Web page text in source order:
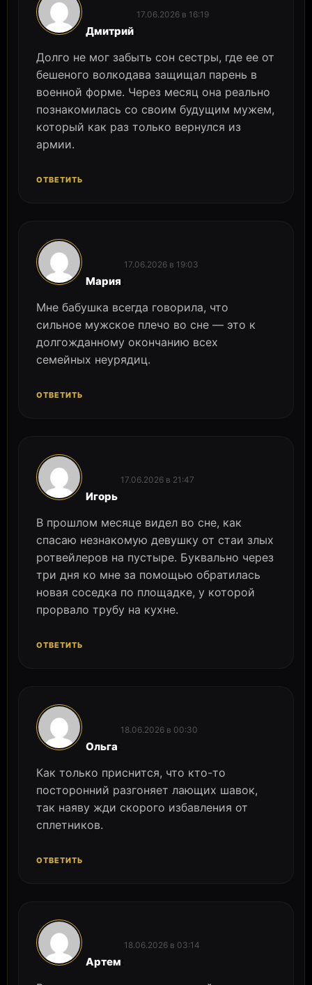
Дмитрий
17.06.2026 в 16:19
Долго не мог забыть сон сестры, где ее от
бешеного волкодава защищал парень в
военной форме. Через месяц она реально
познакомилась со своим будущим мужем,
который как раз только вернулся из
армии.
ОТВЕТИТЬ
Мария
17.06.2026 в 19:03
Мне бабушка всегда говорила, что
сильное мужское плечо во сне — это к
долгожданному окончанию всех
семейных неурядиц.
ОТВЕТИТЬ
Игорь
17.06.2026 в 21:47
В прошлом месяце видел во сне, как
спасаю незнакомую девушку от стаи злых
ротвейлеров на пустыре. Буквально через
три дня ко мне за помощью обратилась
новая соседка по площадке, у которой
прорвало трубу на кухне.
ОТВЕТИТЬ
Ольга
18.06.2026 в 00:30
Как только приснится, что кто-то
посторонний разгоняет лающих шавок,
так наяву жди скорого избавления от
сплетников.
ОТВЕТИТЬ
Артем
18.06.2026 в 03:14